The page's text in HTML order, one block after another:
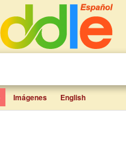
Imágenes English